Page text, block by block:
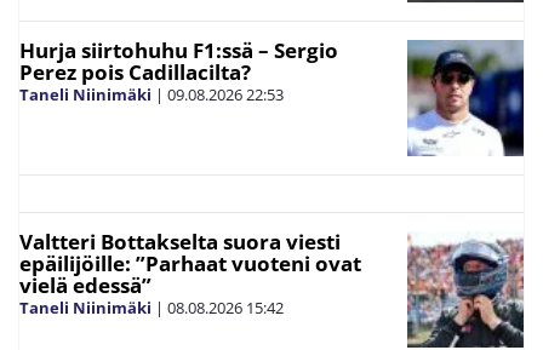
Hurja siirtohuhu F1:ssä – Sergio
Perez pois Cadillacilta?
Taneli Niinimäki | 09.08.202622:53
Valtteri Bottakselta suora viesti
epäilijöille: ”Parhaat vuoteni ovat
vielä edessä”
Taneli Niinimäki | 08.08.2026 15:42